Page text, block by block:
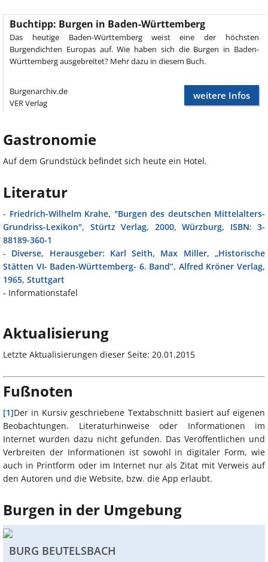
Buchtipp: Burgen in Baden-Württemberg
Das heutige Baden-Württemberg weist eine der höchsten
Burgendichten Europas auf. Wie haben sich die Burgen in Baden-
Württemberg ausgebreitet? Mehr dazu in diesem Buch.
Burgenarchiv.de
VER Verlag
weitere Infos
Gastronomie
Auf dem Grundstück befindet sich heute ein Hotel.
Literatur
- Friedrich-Wilhelm Krahe, "Burgen des deutschen Mittelalters-
Grundriss-Lexikon", Stürtz Verlag, 2000, Würzburg, ISBN: 3-
88189-360-1
- Diverse, Herausgeber: Karl Seith, Max Miller, „Historische
Stätten VI- Baden-Württemberg- 6. Band“, Alfred Kröner Verlag,
1965, Stuttgart
- Informationstafel
Aktualisierung
Letzte Aktualisierungen dieser Seite: 20.01.2015
Fußnoten
[1]Der in Kursiv geschriebene Textabschnitt basiert auf eigenen
Beobachtungen. Literaturhinweise oder Informationen im
Internet wurden dazu nicht gefunden. Das Veröffentlichen und
Verbreiten der Informationen ist sowohl in digitaler Form, wie
auch in Printform oder im Internet nur als Zitat mit Verweis auf
den Autoren und die Website, bzw. die App erlaubt.
Burgen in der Umgebung
BURG BEUTELSBACH